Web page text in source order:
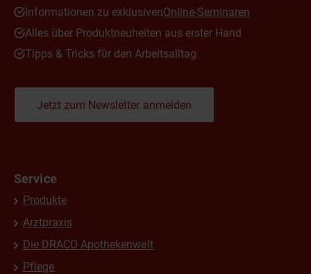
Informationen zu exklusivenOnline-Seminaren
Alles über Produktneuheiten aus erster Hand
Tipps & Tricks für den Arbeitsalltag
Jetzt zum Newsletter anmelden
Service
Produkte
Arztpraxis
Die DRACO Apothekenwelt
Pflege